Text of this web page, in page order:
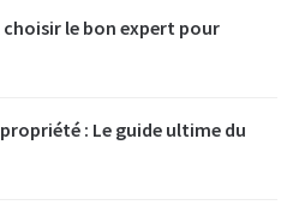
le bon expert pour
: Le guide ultime du